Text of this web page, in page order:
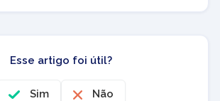
Esse artigo foi útil?
Sim Não